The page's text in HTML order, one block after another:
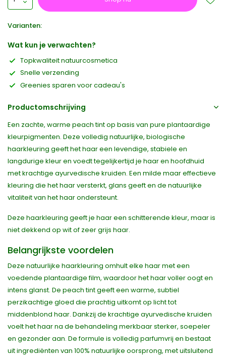
Varianten:
Wat kun je verwachten?
Topkwaliteit natuurcosmetica
Snelle verzending
Greenies sparen voor cadeau's
Productomschrijving
Een zachte, warme peach tint op basis van pure plantaardige
kleurpigmenten. Deze volledig natuurlijke, biologische
haarkleuring geeft het haar een levendige, stabiele en
langdurige kleur en voedt tegelijkertijd je haar en hoofdhuid
met krachtige ayurvedische kruiden. Een milde maar effectieve
kleuring die het haar versterkt, glans geeft en de natuurlijke
vitaliteit van het haar ondersteunt.
Deze haarkleuring geeft je haar een schitterende kleur, maar is
niet dekkend op wit of zeer grijs haar.
Belangrijkste voordelen
Deze natuurlijke haarkleuring omhult elke haar met een
voedende plantaardige film, waardoor het haar voller oogt en
intens glanst. De peach tint geeft een warme, subtiel
perzikachtige gloed die prachtig uitkomt op licht tot
middenblond haar. Dankzij de krachtige ayurvedische kruiden
voelt het haar na de behandeling merkbaar sterker, soepeler
en gezonder aan. De formule is volledig parfumvrij en bestaat
uit ingrediënten van 100% natuurlijke oorsprong, met uitsluitend